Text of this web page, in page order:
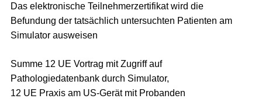
Das elektronische Teilnehmerzertifikat wird die
Befundung der tatsächlich untersuchten Patienten am
Simulator ausweisen
Summe 12 UE Vortrag mit Zugriff auf
Pathologiedatenbank durch Simulator,
12 UE Praxis am US-Gerät mit Probanden